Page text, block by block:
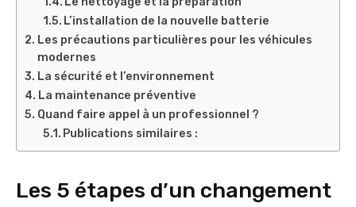
L’installation de la nouvelle batterie
Les précautions particulières pour les véhicules
modernes
La sécurité et l’environnement
La maintenance préventive
Quand faire appel à un professionnel ?
Publications similaires :
Les 5 étapes d’un changement